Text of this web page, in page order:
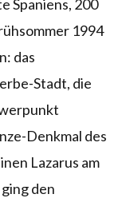
Spaniens, 200
1994
das
Stadt, die
Denkmal des
Lazarus am
den